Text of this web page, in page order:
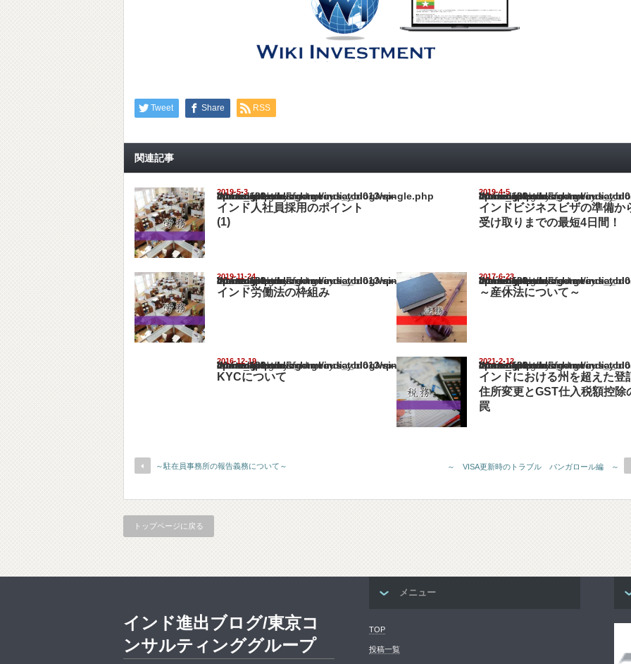
Tweet Share RSS
関連記事
2019-5-3
Warning
: Undefined array key "show_category" in
/home/netst/kuno-cpa.co.jp/public_html/india_blog/wp-content/themes/gorgeous_tcd013/single.php
on line183
インド人社員採用のポイント
(1)
2019-4-5
Warning
: Undefined array key "show_category" in
/home/netst/kuno-cpa.co.jp/public_html/india_blog/wp-content/
on line183
インドビジネスビザの準備か
受け取りまでの最短4日間！
2019-11-24
Warning
: Undefined array key "show_category" in
/home/netst/kuno-cpa.co.jp/public_html/india_blog/wp-content/themes/gorgeous_tcd013/single.php
on line183
インド労働法の枠組み
2017-6-23
Warning
: Undefined array key "show_category" in
/home/netst/kuno-cpa.co.jp/public_html/india_blog/wp-content/
on line183
～産休法について～
2016-12-19
Warning
: Undefined array key "show_category" in
/home/netst/kuno-cpa.co.jp/public_html/india_blog/wp-content/themes/gorgeous_tcd013/single.php
on line183
KYCについて
2021-2-12
Warning
: Undefined array key "show_category" in
/home/netst/kuno-cpa.co.jp/public_html/india_blog/wp-content/
on line183
インドにおける州を超えた登
住所変更とGST仕入税額控除
罠
～駐在員事務所の報告義務について～ ～ VISA更新時のトラブル バンガロール編 ～
トップページに戻る
メニュー
TOP
投稿一覧
インド進出ブログ/東京コ
ンサルティンググループ